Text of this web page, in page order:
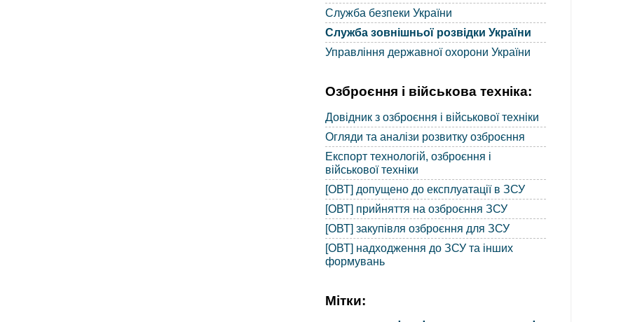
Служба безпеки України
Служба зовнішньої розвідки України
Управління державної охорони України
Озброєння і військова техніка:
Довідник з озброєння і військової техніки
Огляди та аналізи розвитку озброєння
Експорт технологій, озброєння і
військової техніки
[ОВТ] допущено до експлуатації в ЗСУ
[ОВТ] прийняття на озброєння ЗСУ
[ОВТ] закупівля озброєння для ЗСУ
[ОВТ] надходження до ЗСУ та інших
формувань
Мітки: